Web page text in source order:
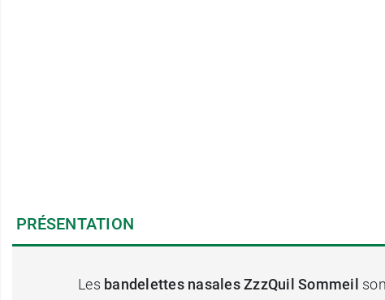
PRÉSENTATION
Les bandelettes nasales ZzzQuil Sommeil